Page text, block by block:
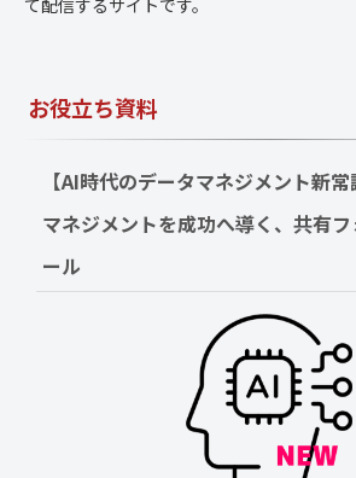
て配信するサイトです。
お役立ち資料
【AI時代のデータマネジメント新
マネジメントを成功へ導く、共有
ール